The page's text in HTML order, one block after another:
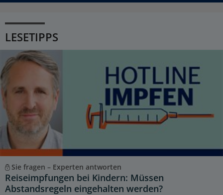
LESETIPPS
Sie fragen – Experten antworten
Reiseimpfungen bei Kindern: Müssen
Abstandsregeln eingehalten werden?